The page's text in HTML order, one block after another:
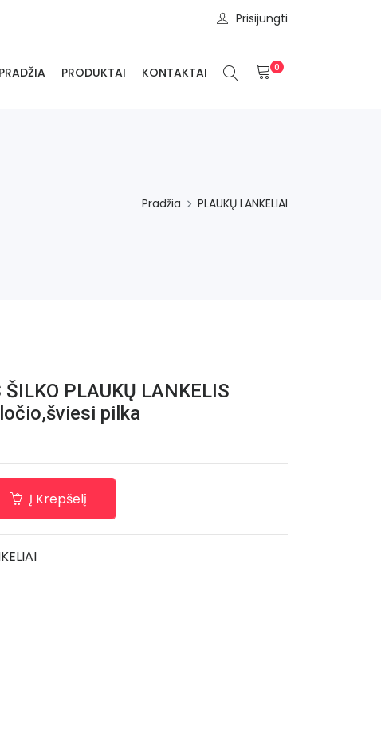
Prisijungti
PRADŽIA PRODUKTAI KONTAKTAI 0
Pradžia PLAUKŲ LANKELIAI
PLAUKŲ LANKELIS
pilka
Į Krepšelį